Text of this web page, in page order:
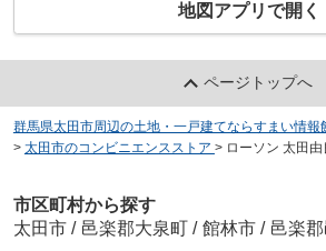
地図アプリで開く
ページトップへ
群馬県太田市周辺の土地・一戸建てならすまい情報
> 太田市のコンビニエンスストア > ローソン 太田
市区町村から探す
太田市 / 邑楽郡大泉町 / 館林市 / 邑楽